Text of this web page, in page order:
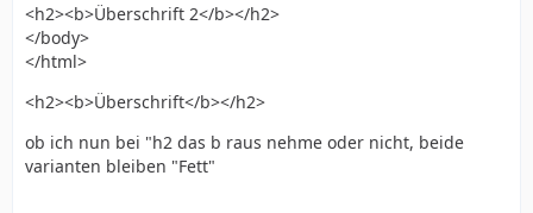
<h2><b>Überschrift 2</b></h2>
</body>
</html>
<h2><b>Überschrift</b></h2>
ob ich nun bei "h2 das b raus nehme oder nicht, beide
varianten bleiben "Fett"